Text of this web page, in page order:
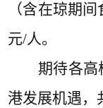
（含在琼期
元/人。
期待各高
港发展机遇，